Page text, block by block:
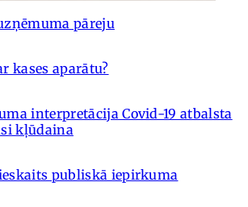
pāreju
kases aparātu?
interpretācija Covid-19 atbalsta
kļūdaina
publiskā iepirkuma